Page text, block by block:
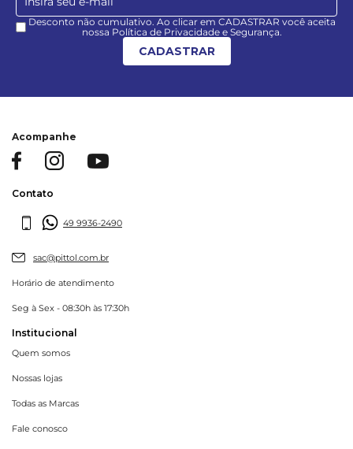
Desconto não cumulativo. Ao clicar em CADASTRAR você aceita
nossa Política de Privacidade e Segurança.
CADASTRAR
Acompanhe
Contato
49 9936-2490
sac@pittol.com.br
Horário de atendimento
Seg à Sex - 08:30h às 17:30h
Institucional
Quem somos
Nossas lojas
Todas as Marcas
Fale conosco